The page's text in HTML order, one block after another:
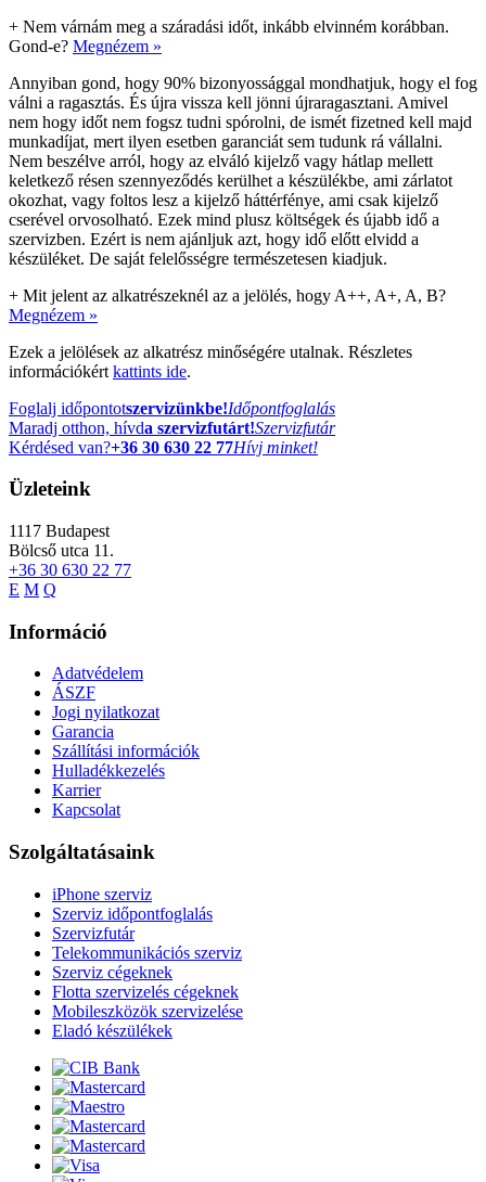
+ Nem várnám meg a száradási időt, inkább elvinném korábban.
Gond-e? Megnézem »
Annyiban gond, hogy 90% bizonyossággal mondhatjuk, hogy el fog
válni a ragasztás. És újra vissza kell jönni újraragasztani. Amivel
nem hogy időt nem fogsz tudni spórolni, de ismét fizetned kell majd
munkadíjat, mert ilyen esetben garanciát sem tudunk rá vállalni.
Nem beszélve arról, hogy az elváló kijelző vagy hátlap mellett
keletkező résen szennyeződés kerülhet a készülékbe, ami zárlatot
okozhat, vagy foltos lesz a kijelző háttérfénye, ami csak kijelző
cserével orvosolható. Ezek mind plusz költségek és újabb idő a
szervizben. Ezért is nem ajánljuk azt, hogy idő előtt elvidd a
készüléket. De saját felelősségre természetesen kiadjuk.
+ Mit jelent az alkatrészeknél az a jelölés, hogy A++, A+, A, B?
Megnézem »
Ezek a jelölések az alkatrész minőségére utalnak. Részletes
információkért kattints ide.
Foglalj időpontotszervizünkbe!Időpontfoglalás
Maradj otthon, hívda szervizfutárt!Szervizfutár
Kérdésed van?+36 30 630 22 77Hívj minket!
Üzleteink
1117 Budapest
Bölcső utca 11.
+36 30 630 22 77
E M Q
Információ
Adatvédelem
ÁSZF
Jogi nyilatkozat
Garancia
Szállítási információk
Hulladékkezelés
Karrier
Kapcsolat
Szolgáltatásaink
iPhone szerviz
Szerviz időpontfoglalás
Szervizfutár
Telekommunikációs szerviz
Szerviz cégeknek
Flotta szervizelés cégeknek
Mobileszközök szervizelése
Eladó készülékek